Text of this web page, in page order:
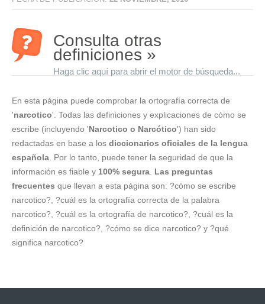
Consulta otras
definiciones »
Haga clic aquí para abrir el motor de búsqueda...
En esta página puede comprobar la ortografía correcta de
'narcotico'. Todas las definiciones y explicaciones de cómo se
escribe (incluyendo 'Narcotico o Narcótico') han sido
redactadas en base a los diccionarios oficiales de la lengua
española . Por lo tanto, puede tener la seguridad de que la
información es fiable y 100% segura Las preguntas
frecuentes que llevan a esta página son: ?cómo se escribe
narcotico?, ?cuál es la ortografía correcta de la palabra
narcotico?, ?cuál es la ortografía de narcotico?, ?cuál es la
definición de narcotico?, ?cómo se dice narcotico? y ?qué
significa narcotico?